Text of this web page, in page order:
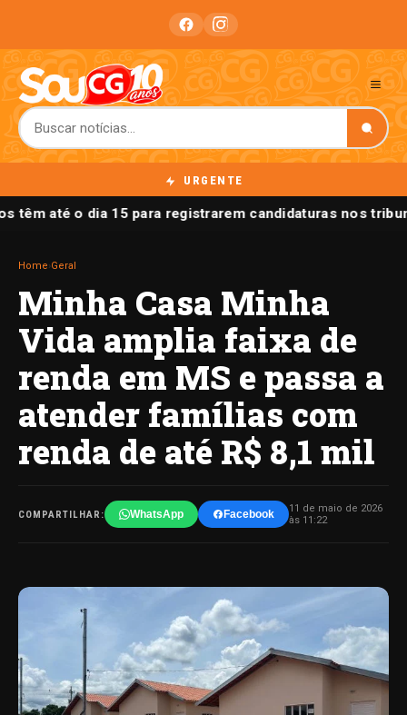
URGENTE
têm até o dia 15 para registrarem candidaturas nos
Home Geral
Minha Casa Minha
Vida amplia faixa de
renda em MS e passa a
atender famílias com
renda de até R$ 8,1 mil
COMPARTILHAR: WhatsApp Facebook
11 de maio de 2026
às 11:22